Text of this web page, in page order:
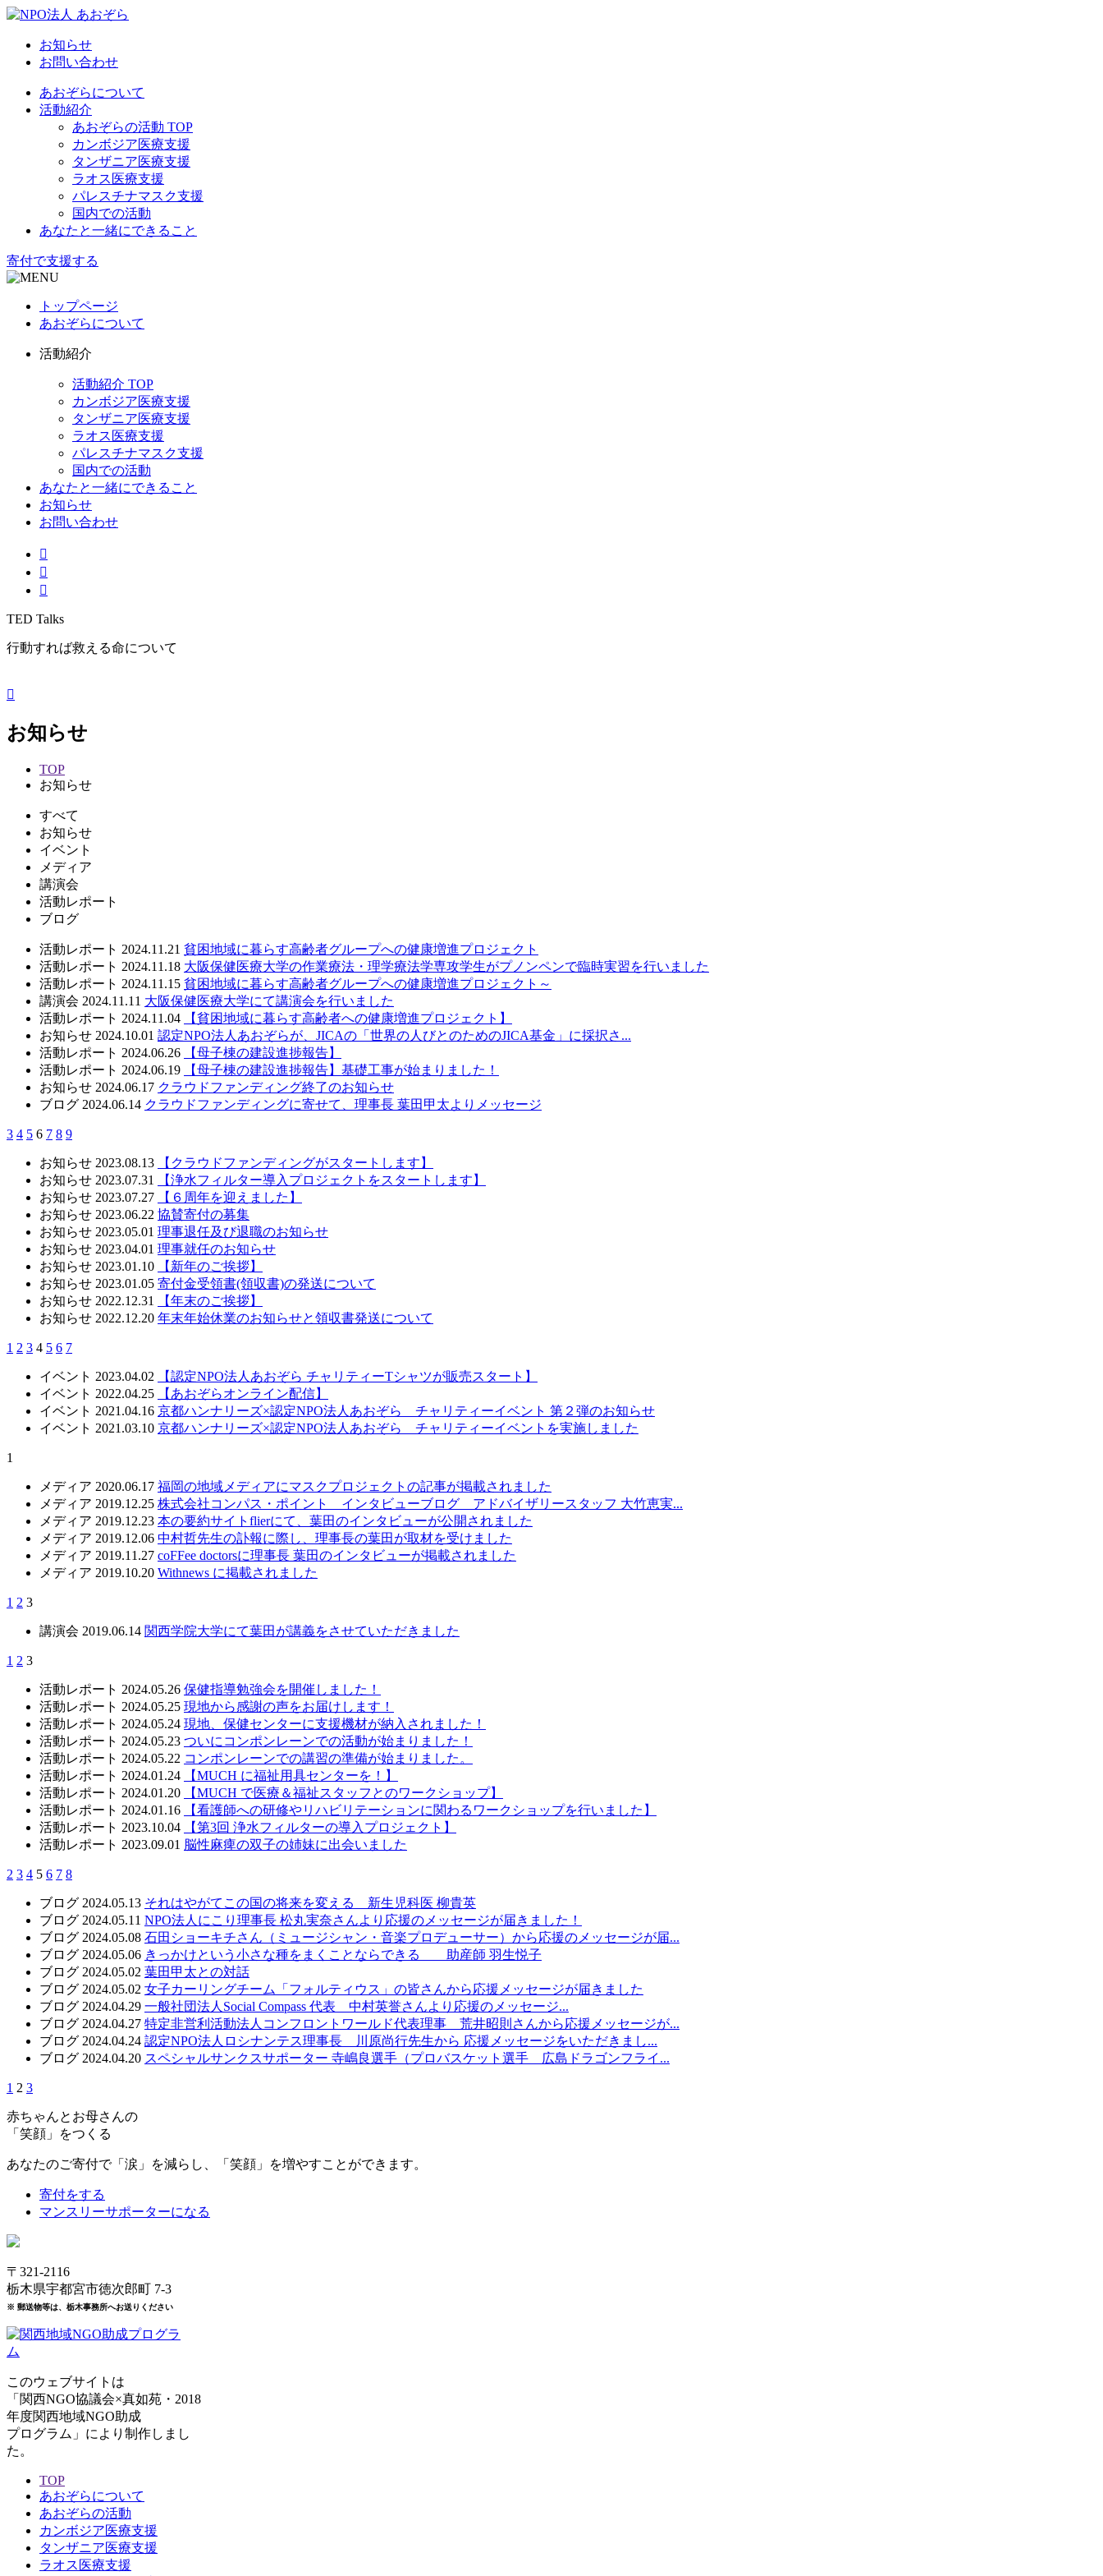
お知らせ
お問い合わせ
あおぞらについて
活動紹介
あおぞらの活動 TOP
カンボジア医療支援
タンザニア医療支援
ラオス医療支援
パレスチナマスク支援
国内での活動
あなたと一緒にできること
寄付で支援する
トップページ
あおぞらについて
活動紹介
活動紹介 TOP
カンボジア医療支援
タンザニア医療支援
ラオス医療支援
パレスチナマスク支援
国内での活動
あなたと一緒にできること
お知らせ
お問い合わせ
TED Talks
行動すれば救える命について
お知らせ
TOP
お知らせ
すべて
お知らせ
イベント
メディア
講演会
活動レポート
ブログ
活動レポート 2024.11.21 貧困地域に暮らす高齢者グループへの健康増進プロジェクト
活動レポート 2024.11.18 大阪保健医療大学の作業療法・理学療法学専攻学生がプノンペンで臨時実習を行いました
活動レポート 2024.11.15 貧困地域に暮らす高齢者グループへの健康増進プロジェクト～
講演会 2024.11.11 大阪保健医療大学にて講演会を行いました
活動レポート 2024.11.04
【貧困地域に暮らす高齢者への健康増進プロジェクト】
お知らせ 2024.10.01 認定NPO法人あおぞらが、JICAの「世界の人びとのためのJICA基金」に採択さ...
活動レポート 2024.06.26
【母子棟の建設進捗報告】
活動レポート 2024.06.19
【母子棟の建設進捗報告】基礎工事が始まりました！
お知らせ 2024.06.17 クラウドファンディング終了のお知らせ
ブログ 2024.06.14 クラウドファンディングに寄せて、理事長 葉田甲太よりメッセージ
3 4 5 6 7 8 9
お知らせ 2023.08.13
【クラウドファンディングがスタートします】
お知らせ 2023.07.31
【浄水フィルター導入プロジェクトをスタートします】
お知らせ 2023.07.27
【６周年を迎えました】
お知らせ 2023.06.22 協賛寄付の募集
お知らせ 2023.05.01 理事退任及び退職のお知らせ
お知らせ 2023.04.01 理事就任のお知らせ
お知らせ 2023.01.10
【新年のご挨拶】
お知らせ 2023.01.05 寄付金受領書(領収書)の発送について
お知らせ 2022.12.31
【年末のご挨拶】
お知らせ 2022.12.20 年末年始休業のお知らせと領収書発送について
1 2 3 4 5 6 7
イベント 2023.04.02
【認定NPO法人あおぞら チャリティーTシャツが販売スタート】
イベント 2022.04.25
【あおぞらオンライン配信】
イベント 2021.04.16 京都ハンナリーズ×認定NPO法人あおぞら チャリティーイベント 第２弾のお知らせ
イベント 2021.03.10 京都ハンナリーズ×認定NPO法人あおぞら チャリティーイベントを実施しました
1
メディア 2020.06.17 福岡の地域メディアにマスクプロジェクトの記事が掲載されました
メディア 2019.12.25 株式会社コンパス・ポイント インタビューブログ アドバイザリースタッフ 大竹恵実...
メディア 2019.12.23 本の要約サイトflierにて、葉田のインタビューが公開されました
メディア 2019.12.06 中村哲先生の訃報に際し、理事長の葉田が取材を受けました
メディア 2019.11.27 coFFee doctorsに理事長 葉田のインタビューが掲載されました
メディア 2019.10.20 Withnews に掲載されました
1 2 3
講演会 2019.06.14 関西学院大学にて葉田が講義をさせていただきました
1 2 3
活動レポート 2024.05.26 保健指導勉強会を開催しました！
活動レポート 2024.05.25 現地から感謝の声をお届けします！
活動レポート 2024.05.24 現地、保健センターに支援機材が納入されました！
活動レポート 2024.05.23 ついにコンポンレーンでの活動が始まりました！
活動レポート 2024.05.22 コンポンレーンでの講習の準備が始まりました。
活動レポート 2024.01.24
【MUCH に福祉用具センターを！】
活動レポート 2024.01.20
【MUCH で医療＆福祉スタッフとのワークショップ】
活動レポート 2024.01.16
【看護師への研修やリハビリテーションに関わるワークショップを行いました】
活動レポート 2023.10.04
【第3回 浄水フィルターの導入プロジェクト】
活動レポート 2023.09.01 脳性麻痺の双子の姉妹に出会いました
2 3 4 5 6 7 8
ブログ 2024.05.13 それはやがてこの国の将来を変える 新生児科医 柳貴英
ブログ 2024.05.11 NPO法人にこり理事長 松丸実奈さんより応援のメッセージが届きました！
ブログ 2024.05.08 石田ショーキチさん（ミュージシャン・音楽プロデューサー）から応援のメッセージが届...
ブログ 2024.05.06 きっかけという小さな種をまくことならできる 助産師 羽生悦子
ブログ 2024.05.02 葉田甲太との対話
ブログ 2024.05.02 女子カーリングチーム「フォルティウス」の皆さんから応援メッセージが届きました
ブログ 2024.04.29 一般社団法人Social Compass 代表 中村英誉さんより応援のメッセージ...
ブログ 2024.04.27 特定非営利活動法人コンフロントワールド代表理事 荒井昭則さんから応援メッセージが...
ブログ 2024.04.24 認定NPO法人ロシナンテス理事長 川原尚行先生から 応援メッセージをいただきまし...
ブログ 2024.04.20 スペシャルサンクスサポーター 寺嶋良選手（プロバスケット選手 広島ドラゴンフライ...
1 2 3
赤ちゃんとお母さんの
「笑顔」をつくる
あなたのご寄付で「涙」を減らし、「笑顔」を増やすことができます。
寄付をする
マンスリーサポーターになる
〒321-2116
栃木県宇都宮市徳次郎町 7-3
※ 郵送物等は、栃木事務所へお送りください
このウェブサイトは
「関西NGO協議会×真如苑・2018
年度関西地域NGO助成
プログラム」により制作しまし
た。
TOP
あおぞらについて
あおぞらの活動
カンボジア医療支援
タンザニア医療支援
ラオス医療支援